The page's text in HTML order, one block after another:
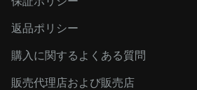
返品ポリシー
購入に関するよくある質問
販売代理店および販売店